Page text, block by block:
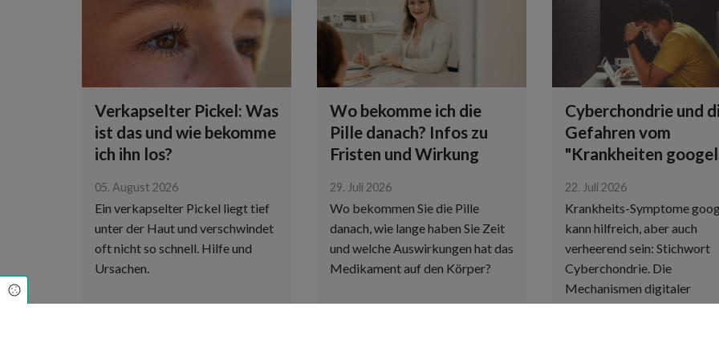
Verkapselter Pickel: Was
ist das und wie bekomme
ich ihn los?
05. August 2026
Ein verkapselter Pickel liegt tief
unter der Haut und verschwindet
oft nicht so schnell. Hilfe und
Ursachen.
Wo bekomme ich die
Pille danach? Infos zu
Fristen und Wirkung
29. Juli 2026
Wo bekommen Sie die Pille
danach, wie lange haben Sie Zeit
und welche Auswirkungen hat das
Medikament auf den Körper?
Cyberchondrie und
Gefahren vom
"Krankheiten
22. Juli 2026
Krankheits-Symptome
kann hilfreich, aber auch
verheerend sein: Stichwort
Cyberchondrie. Die
Mechanismen digitaler
Krankheitsangst.